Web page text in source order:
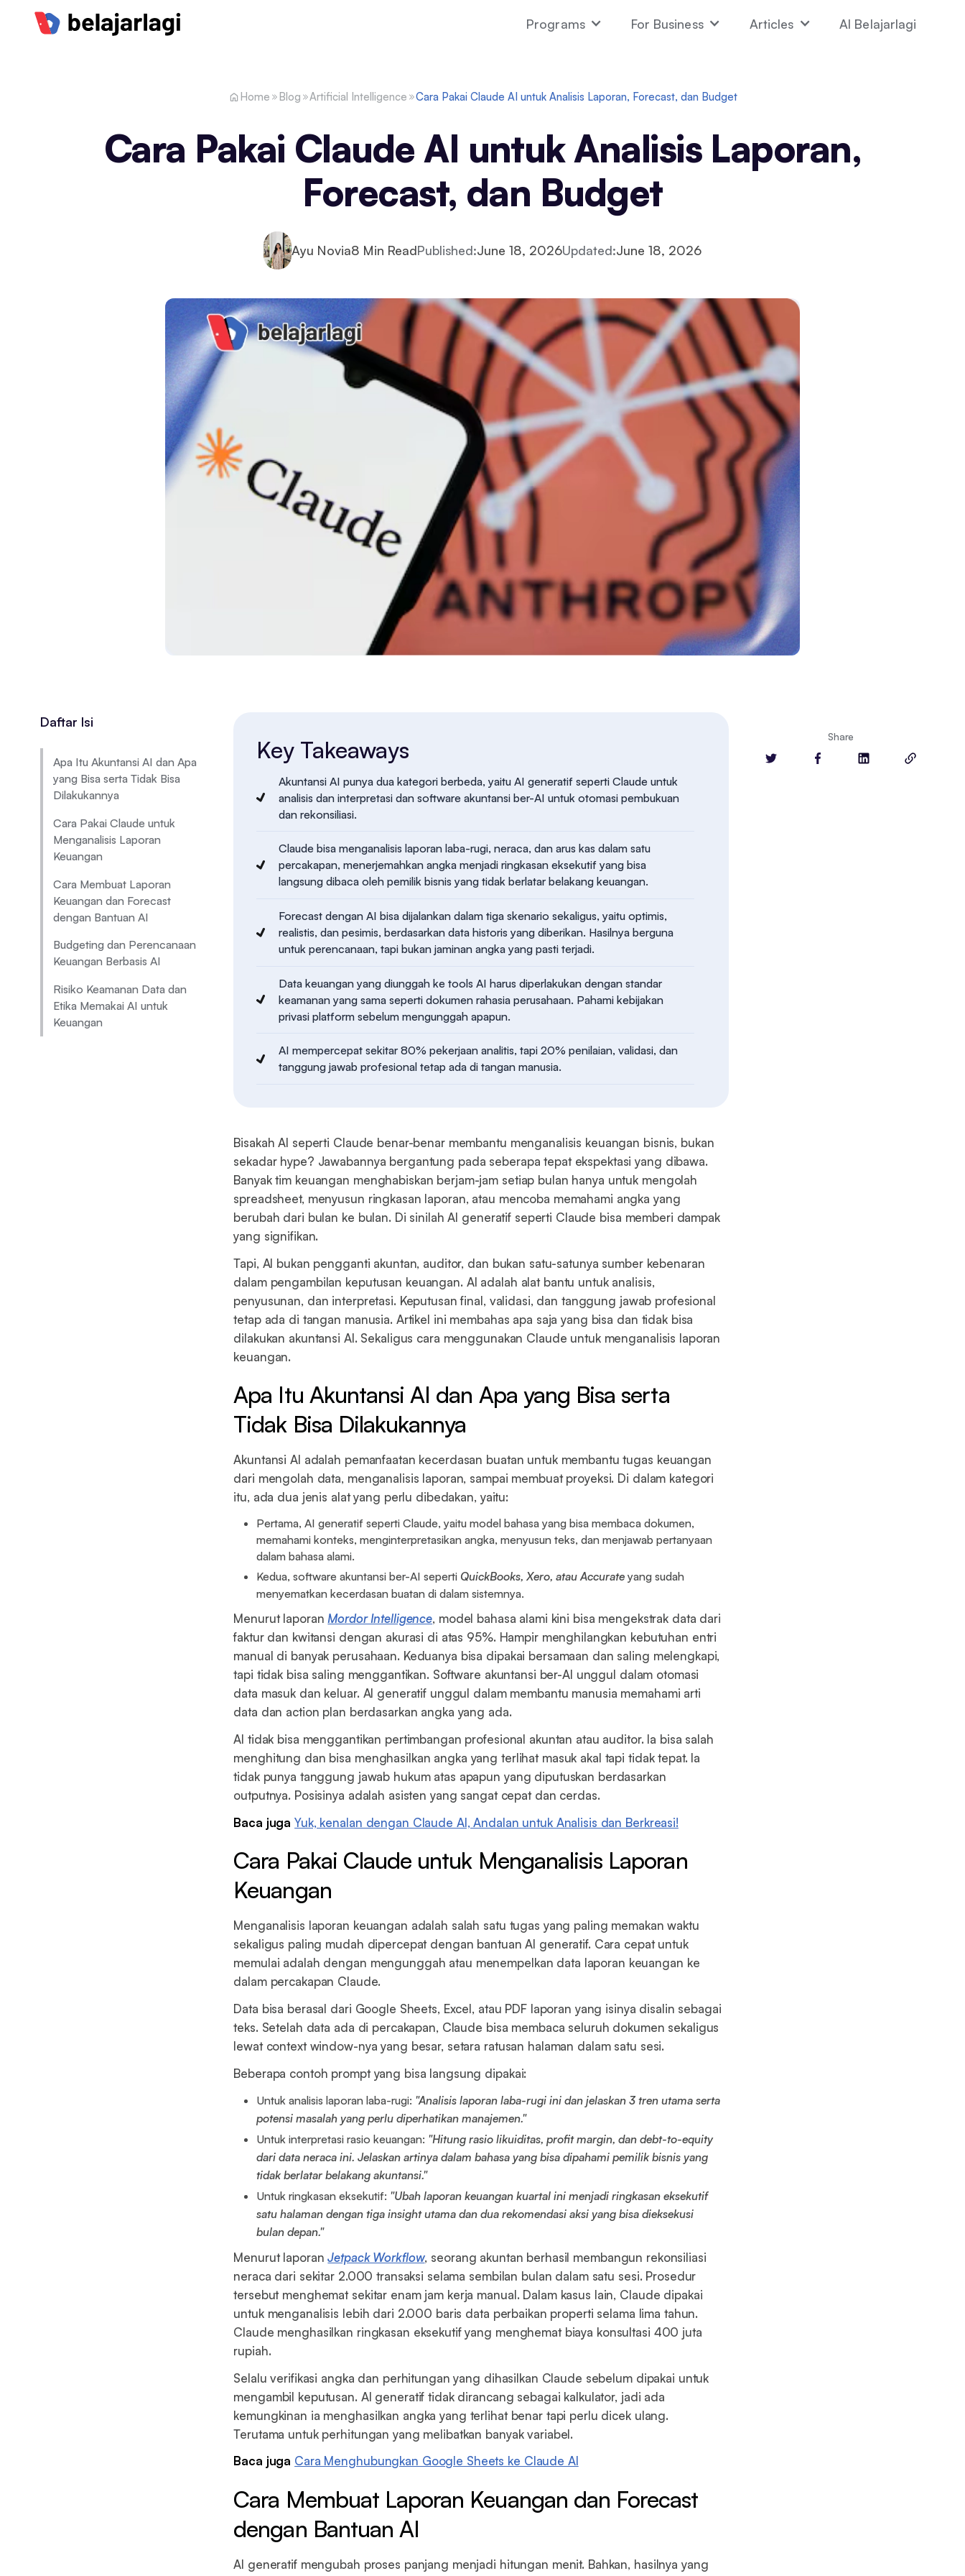
Programs For Business Articles AI Belajarlagi
Home Blog Artificial Intelligence Cara Pakai Claude AI untuk Analisis Laporan, Forecast, dan Budget
Cara Pakai Claude AI untuk Analisis Laporan,
Forecast, dan Budget
Ayu Novia8 Min ReadPublished:June 18, 2026Updated:June 18, 2026
Daftar Isi
Apa Itu Akuntansi AI dan Apa
yang Bisa serta Tidak Bisa
Dilakukannya
Cara Pakai Claude untuk
Menganalisis Laporan
Keuangan
Cara Membuat Laporan
Keuangan dan Forecast
dengan Bantuan AI
Budgeting dan Perencanaan
Keuangan Berbasis AI
Risiko Keamanan Data dan
Etika Memakai AI untuk
Keuangan
Key Takeaways
Akuntansi AI punya dua kategori berbeda, yaitu AI generatif seperti Claude untuk
analisis dan interpretasi dan software akuntansi ber-AI untuk otomasi pembukuan
dan rekonsiliasi.
Claude bisa menganalisis laporan laba-rugi, neraca, dan arus kas dalam satu
percakapan, menerjemahkan angka menjadi ringkasan eksekutif yang bisa
langsung dibaca oleh pemilik bisnis yang tidak berlatar belakang keuangan.
Forecast dengan AI bisa dijalankan dalam tiga skenario sekaligus, yaitu optimis,
realistis, dan pesimis, berdasarkan data historis yang diberikan. Hasilnya berguna
untuk perencanaan, tapi bukan jaminan angka yang pasti terjadi.
Data keuangan yang diunggah ke tools AI harus diperlakukan dengan standar
keamanan yang sama seperti dokumen rahasia perusahaan. Pahami kebijakan
privasi platform sebelum mengunggah apapun.
AI mempercepat sekitar 80% pekerjaan analitis, tapi 20% penilaian, validasi, dan
tanggung jawab profesional tetap ada di tangan manusia.
Bisakah AI seperti Claude benar-benar membantu menganalisis keuangan bisnis, bukan
sekadar hype? Jawabannya bergantung pada seberapa tepat ekspektasi yang dibawa.
Banyak tim keuangan menghabiskan berjam-jam setiap bulan hanya untuk mengolah
spreadsheet, menyusun ringkasan laporan, atau mencoba memahami angka yang
berubah dari bulan ke bulan. Di sinilah AI generatif seperti Claude bisa memberi dampak
yang signifikan.
Tapi, AI bukan pengganti akuntan, auditor, dan bukan satu-satunya sumber kebenaran
dalam pengambilan keputusan keuangan. AI adalah alat bantu untuk analisis,
penyusunan, dan interpretasi. Keputusan final, validasi, dan tanggung jawab profesional
tetap ada di tangan manusia. Artikel ini membahas apa saja yang bisa dan tidak bisa
dilakukan akuntansi AI. Sekaligus cara menggunakan Claude untuk menganalisis laporan
keuangan.
Apa Itu Akuntansi AI dan Apa yang Bisa serta
Tidak Bisa Dilakukannya
Akuntansi AI adalah pemanfaatan kecerdasan buatan untuk membantu tugas keuangan
dari mengolah data, menganalisis laporan, sampai membuat proyeksi. Di dalam kategori
itu, ada dua jenis alat yang perlu dibedakan, yaitu:
Pertama, AI generatif seperti Claude, yaitu model bahasa yang bisa membaca dokumen,
memahami konteks, menginterpretasikan angka, menyusun teks, dan menjawab pertanyaan
dalam bahasa alami.
Kedua, software akuntansi ber-AI seperti QuickBooks, Xero, atau Accurate yang sudah
menyematkan kecerdasan buatan di dalam sistemnya.
Menurut laporan Mordor Intelligence, model bahasa alami kini bisa mengekstrak data dari
faktur dan kwitansi dengan akurasi di atas 95%. Hampir menghilangkan kebutuhan entri
manual di banyak perusahaan. Keduanya bisa dipakai bersamaan dan saling melengkapi,
tapi tidak bisa saling menggantikan. Software akuntansi ber-AI unggul dalam otomasi
data masuk dan keluar. AI generatif unggul dalam membantu manusia memahami arti
data dan action plan berdasarkan angka yang ada.
AI tidak bisa menggantikan pertimbangan profesional akuntan atau auditor. Ia bisa salah
menghitung dan bisa menghasilkan angka yang terlihat masuk akal tapi tidak tepat. Ia
tidak punya tanggung jawab hukum atas apapun yang diputuskan berdasarkan
outputnya. Posisinya adalah asisten yang sangat cepat dan cerdas.
Baca jugaYuk, kenalan dengan Claude AI, Andalan untuk Analisis dan Berkreasi!
Cara Pakai Claude untuk Menganalisis Laporan
Keuangan
Menganalisis laporan keuangan adalah salah satu tugas yang paling memakan waktu
sekaligus paling mudah dipercepat dengan bantuan AI generatif. Cara cepat untuk
memulai adalah dengan mengunggah atau menempelkan data laporan keuangan ke
dalam percakapan Claude.
Data bisa berasal dari Google Sheets, Excel, atau PDF laporan yang isinya disalin sebagai
teks. Setelah data ada di percakapan, Claude bisa membaca seluruh dokumen sekaligus
lewat context window-nya yang besar, setara ratusan halaman dalam satu sesi.
Beberapa contoh prompt yang bisa langsung dipakai:
Untuk analisis laporan laba-rugi: "Analisis laporan laba-rugi ini dan jelaskan 3 tren utama serta
potensi masalah yang perlu diperhatikan manajemen."
Untuk interpretasi rasio keuangan: "Hitung rasio likuiditas, profit margin, dan debt-to-equity
dari data neraca ini. Jelaskan artinya dalam bahasa yang bisa dipahami pemilik bisnis yang
tidak berlatar belakang akuntansi."
Untuk ringkasan eksekutif: "Ubah laporan keuangan kuartal ini menjadi ringkasan eksekutif
satu halaman dengan tiga insight utama dan dua rekomendasi aksi yang bisa dieksekusi
bulan depan."
Menurut laporanJetpack Workflow, seorang akuntan berhasil membangun rekonsiliasi
neraca dari sekitar 2.000 transaksi selama sembilan bulan dalam satu sesi. Prosedur
tersebut menghemat sekitar enam jam kerja manual. Dalam kasus lain, Claude dipakai
untuk menganalisis lebih dari 2.000 baris data perbaikan properti selama lima tahun.
Claude menghasilkan ringkasan eksekutif yang menghemat biaya konsultasi 400 juta
rupiah.
Selalu verifikasi angka dan perhitungan yang dihasilkan Claude sebelum dipakai untuk
mengambil keputusan. AI generatif tidak dirancang sebagai kalkulator, jadi ada
kemungkinan ia menghasilkan angka yang terlihat benar tapi perlu dicek ulang.
Terutama untuk perhitungan yang melibatkan banyak variabel.
Baca juga Cara Menghubungkan Google Sheets ke Claude AI
Cara Membuat Laporan Keuangan dan Forecast
dengan Bantuan AI
AI generatif mengubah proses panjang menjadi hitungan menit. Bahkan, hasilnya yang
Share